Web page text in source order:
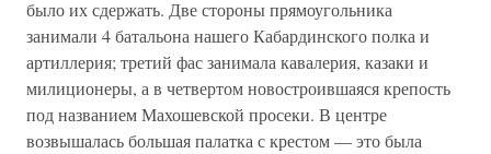
было их сдержать. Две стороны прямоугольника
занимали 4 батальона нашего Кабардинского полка и
артиллерия; третий фас занимала кавалерия, казаки и
милиционеры, а в четвертом новостроившаяся крепость
под названием Махошевской просеки. В центре
возвышалась большая палатка с крестом — это была